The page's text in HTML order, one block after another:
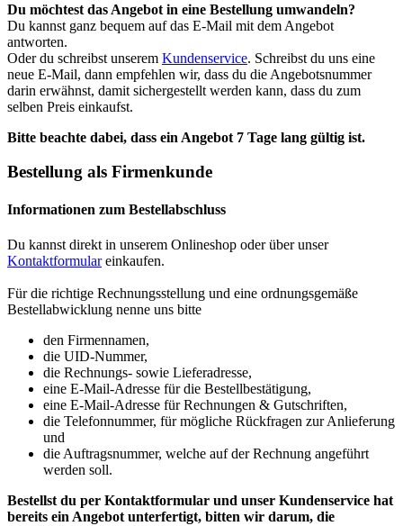
Du möchtest das Angebot in eine Bestellung umwandeln?
Du kannst ganz bequem auf das E-Mail mit dem Angebot
antworten.
Oder du schreibst unserem Kundenservice. Schreibst du uns eine
neue E-Mail, dann empfehlen wir, dass du die Angebotsnummer
darin erwähnst, damit sichergestellt werden kann, dass du zum
selben Preis einkaufst.
Bitte beachte dabei, dass ein Angebot 7 Tage lang gültig ist.
Bestellung als Firmenkunde
Informationen zum Bestellabschluss
Du kannst direkt in unserem Onlineshop oder über unser
Kontaktformulareinkaufen.
Für die richtige Rechnungsstellung und eine ordnungsgemäße
Bestellabwicklung nenne uns bitte
den Firmennamen,
die UID-Nummer,
die Rechnungs- sowie Lieferadresse,
eine E-Mail-Adresse für die Bestellbestätigung,
eine E-Mail-Adresse für Rechnungen & Gutschriften,
die Telefonnummer, für mögliche Rückfragen zur Anlieferung
und
die Auftragsnummer, welche auf der Rechnung angeführt
werden soll.
Bestellst du per Kontaktformular und unser Kundenservice hat
bereits ein Angebot unterfertigt, bitten wir darum, die